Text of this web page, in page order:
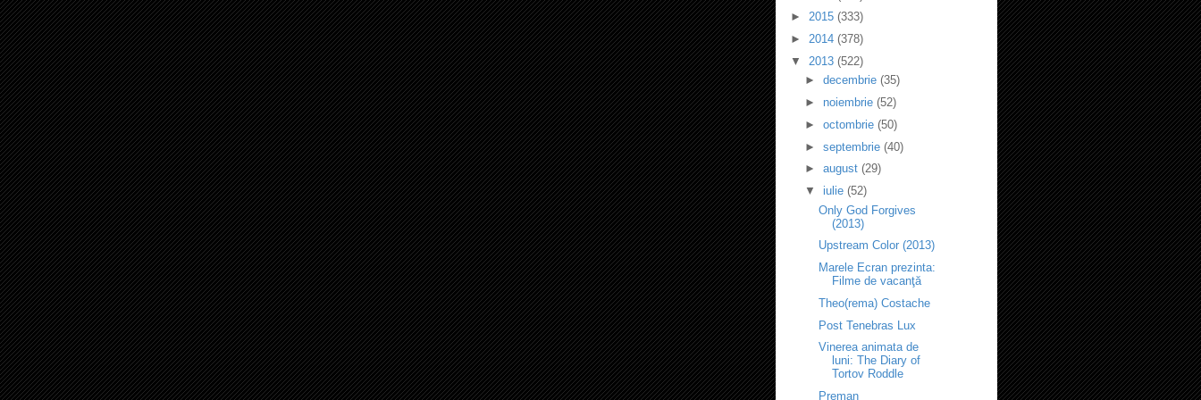
► 2015 (333)
► 2014 (378)
▼ 2013 (522)
► decembrie (35)
► noiembrie (52)
► octombrie (50)
► septembrie (40)
► august (29)
▼ iulie (52)
Only God Forgives
(2013)
Upstream Color (2013)
Marele Ecran prezinta:
Filme de vacanţă
Theo(rema) Costache
Post Tenebras Lux
Vinerea animata de
luni: The Diary of
Tortov Roddle
Preman